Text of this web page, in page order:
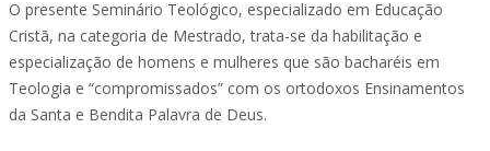
O presente Seminário Teológico, especializado em Educação
Cristã, na categoria de Mestrado, trata-se da habilitação e
especialização de homens e mulheres que são bacharéis em
Teologia e “compromissados” com os ortodoxos Ensinamentos
da Santa e Bendita Palavra de Deus.